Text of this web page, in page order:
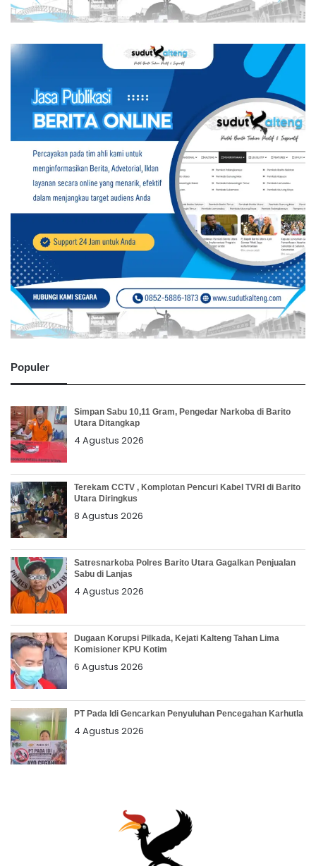
Populer
Simpan Sabu 10,11 Gram, Pengedar Narkoba di Barito
Utara Ditangkap
4 Agustus 2026
Terekam CCTV , Komplotan Pencuri Kabel TVRI di Barito
Utara Diringkus
8 Agustus 2026
Satresnarkoba Polres Barito Utara Gagalkan Penjualan
Sabu di Lanjas
4 Agustus 2026
Dugaan Korupsi Pilkada, Kejati Kalteng Tahan Lima
Komisioner KPU Kotim
6 Agustus 2026
PT Pada Idi Gencarkan Penyuluhan Pencegahan Karhutla
4 Agustus 2026